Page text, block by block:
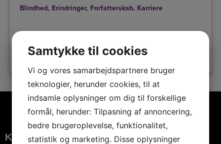
Blindhed, Erindringer, Forfatterskab, Karriere
LÆS MERE
KONTAKTINFORMATION
Samtykke til cookies
Vi og vores samarbejdspartnere bruger
teknologier, herunder cookies, til at
indsamle oplysninger om dig til forskellige
formål, herunder: Tilpasning af annoncering,
bedre brugeroplevelse, funktionalitet,
statistik og marketing. Disse oplysninger